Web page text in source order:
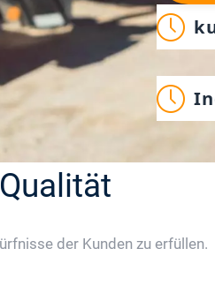
der Kunden zu erfüllen.